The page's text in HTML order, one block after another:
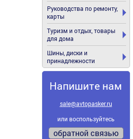
Руководства по ремонту,
карты
Туризм и отдых, товары
для дома
Шины, диски и
принадлежности
Напишите нам
sale@avtopasker.ru
или воспользуйтесь
обратной связью